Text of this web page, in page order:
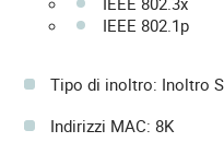
IEEE 802.1p
Tipo di inoltro: Inoltro
Indirizzi MAC: 8K